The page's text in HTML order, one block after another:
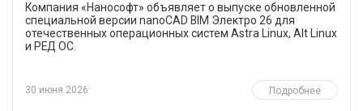
​Компания «Нанософт» объявляет о выпуске обновленной
специальной версии nanoCAD BIM Электро 26 для
отечественных операционных систем Astra Linux, Alt Linux
и РЕД ОС.
30 июня 2026 Подробнее